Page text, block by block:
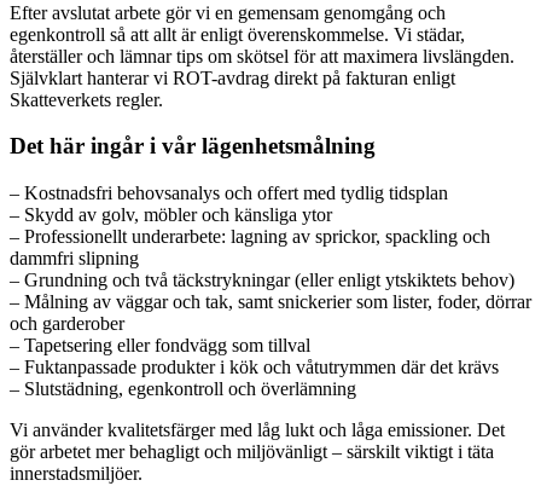
Efter avslutat arbete gör vi en gemensam genomgång och
egenkontroll så att allt är enligt överenskommelse. Vi städar,
återställer och lämnar tips om skötsel för att maximera livslängden.
Självklart hanterar vi ROT-avdrag direkt på fakturan enligt
Skatteverkets regler.
Det här ingår i vår lägenhetsmålning
– Kostnadsfri behovsanalys och offert med tydlig tidsplan
– Skydd av golv, möbler och känsliga ytor
– Professionellt underarbete: lagning av sprickor, spackling och
dammfri slipning
– Grundning och två täckstrykningar (eller enligt ytskiktets behov)
– Målning av väggar och tak, samt snickerier som lister, foder, dörrar
och garderober
– Tapetsering eller fondvägg som tillval
– Fuktanpassade produkter i kök och våtutrymmen där det krävs
– Slutstädning, egenkontroll och överlämning
Vi använder kvalitetsfärger med låg lukt och låga emissioner. Det
gör arbetet mer behagligt och miljövänligt – särskilt viktigt i täta
innerstadsmiljöer.